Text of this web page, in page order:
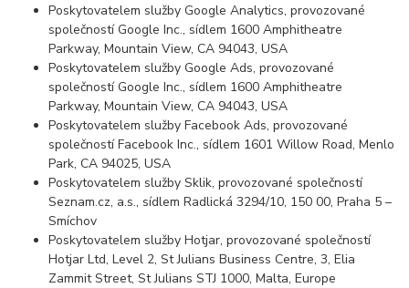
Poskytovatelem služby Google Analytics, provozované
společností Google Inc., sídlem 1600 Amphitheatre
Parkway, Mountain View, CA 94043, USA
Poskytovatelem služby Google Ads, provozované
společností Google Inc., sídlem 1600 Amphitheatre
Parkway, Mountain View, CA 94043, USA
Poskytovatelem služby Facebook Ads, provozované
společností Facebook Inc., sídlem 1601 Willow Road, Menlo
Park, CA 94025, USA
Poskytovatelem služby Sklik, provozované společností
Seznam.cz, a.s., sídlem Radlická 3294/10, 150 00, Praha 5 –
Smíchov
Poskytovatelem služby Hotjar, provozované společností
Hotjar Ltd, Level 2, St Julians Business Centre, 3, Elia
Zammit Street, St Julians STJ 1000, Malta, Europe